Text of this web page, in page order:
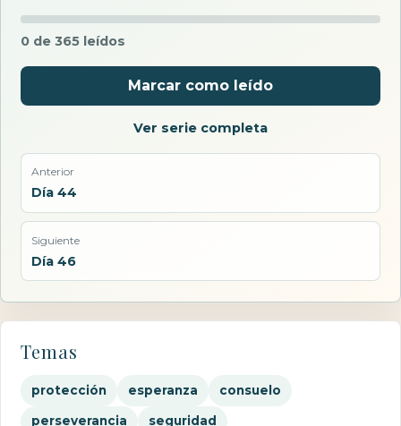
0 de 365 leídos
Marcar como leído
Ver serie completa
Anterior
Día 44
Siguiente
Día 46
Temas
protección esperanza consuelo
perseverancia seguridad